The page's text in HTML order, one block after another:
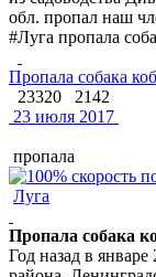
обл. пропал наш
#Луга пропала
Пропала собака
23320
2142
23 июля 2017
пропала
Луга
Пропала собака
Год назад в